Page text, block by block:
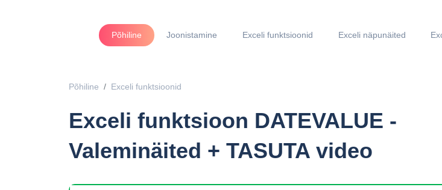
Põhiline Joonistamine Exceli funktsioonid Exceli näpunäited
Põhiline Exceli funktsioonid
Exceli funktsioon DATEVALUE -
Valeminäited + TASUTA video